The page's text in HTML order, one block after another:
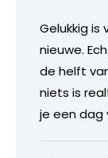
Gelukkig is
nieuwe.
de helft
niets is
je een dag